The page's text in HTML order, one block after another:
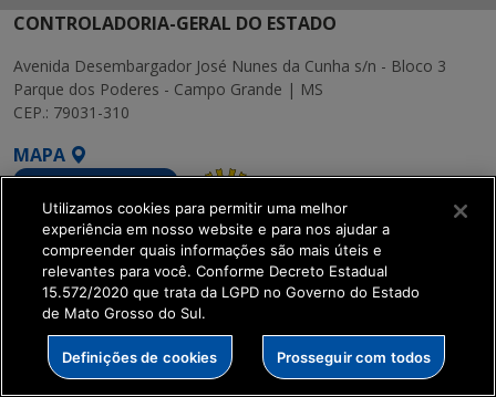
CONTROLADORIA-GERAL DO ESTADO
Avenida Desembargador José Nunes da Cunha s/n - Bloco 3
Parque dos Poderes - Campo Grande | MS
CEP.: 79031-310
MAPA
SETDIG | Secretaria-
Executiva de
Transformação Digital
Utilizamos cookies para permitir uma melhor
experiência em nosso website e para nos ajudar a
compreender quais informações são mais úteis e
relevantes para você. Conforme Decreto Estadual
15.572/2020 que trata da LGPD no Governo do Estado
de Mato Grosso do Sul.
Definições de cookies Prosseguir com todos